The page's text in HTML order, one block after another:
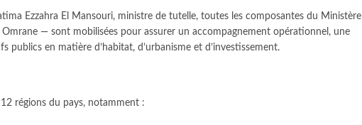
Ezzahra El Mansouri, ministre de tutelle, toutes les composantes du Ministère
— sont mobilisées pour assurer un accompagnement opérationnel, une
en matière d’habitat, d’urbanisme et d’investissement.
régions du pays, notamment :